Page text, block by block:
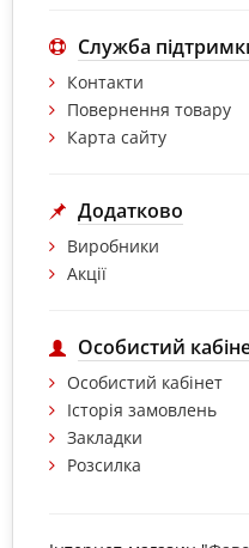
Служба
Контакти
Повернення товару
Карта сайту
Додатково
Виробники
Акції
Особистий
Особистий кабінет
Історія замовлень
Закладки
Розсилка